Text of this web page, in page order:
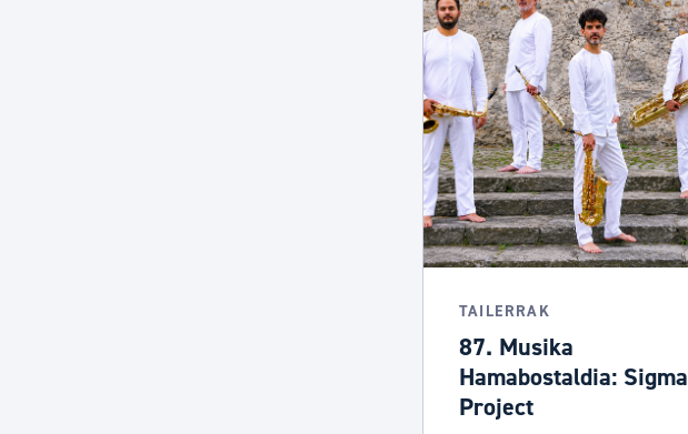
TAILERRAK
87. Musika
Hamabostaldia: Sigma
Project